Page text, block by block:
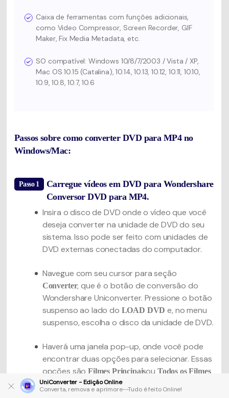
Caixa de ferramentas com funções adicionais,
como Video Compressor, Screen Recorder, GIF
Maker, Fix Media Metadata, etc.
SO compatível: Windows 10/8/7/2003 / Vista / XP,
Mac OS 10.15 (Catalina), 10.14, 10.13, 10.12, 10.11, 10.10,
10.9, 10.8, 10.7, 10.6
Passos sobre como converter DVD para MP4 no
Windows/Mac:
Passo 1
Carregue vídeos em DVD para Wondershare
Conversor DVD para MP4.
Insira o disco de DVD onde o vídeo que você
deseja converter na unidade de DVD do seu
sistema. Isso pode ser feito com unidades de
DVD externas conectadas do computador.
Navegue com seu cursor para seção
Converter, que é o botão de conversão do
Wondershare Uniconverter. Pressione o botão
suspenso ao lado do LOAD DVDe, no menu
suspenso, escolha o disco da unidade de DVD.
Haverá uma janela pop-up, onde você pode
encontrar duas opções para selecionar. Essas
opções sãoFilmes Principaisou Todos os Filmes
e pressione oOKbotão OK para
carregamento ser iniciado.
UniConverter - Edição Online
Converta, remova e aprimore--Tudo é feito Online!